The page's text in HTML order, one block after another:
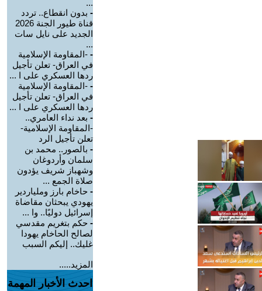
...
- بدون انقطاع.. تردد
قناة طيور الجنة 2026
الجديد على نايل سات
...
- -المقاومة الإسلامية
في العراق- تعلن تأجيل
ردها العسكري على ا ...
- -المقاومة الإسلامية
في العراق- تعلن تأجيل
ردها العسكري على ا ...
- بعد نداء العامري..
-المقاومة الإسلامية-
تعلن تأجيل الرد
- بالصور.. محمد بن
سلمان وأردوغان
وشهباز شريف يؤدون
صلاة الجمع ...
- حاخام بارز وملياردير
يهودي يبحثان مقاضاة
إسرائيل دوليًا.. وا ...
- حكم بتغريم مقدسي
لصالح الحاخام يهودا
غليك.. إليكم السبب
المزيد.....
احدث الأخبار المهمة